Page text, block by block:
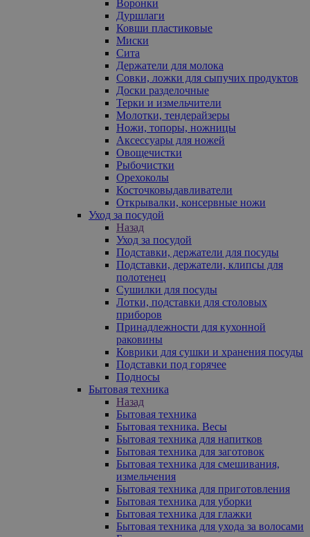
Воронки
Дуршлаги
Ковши пластиковые
Миски
Сита
Держатели для молока
Совки, ложки для сыпучих продуктов
Доски разделочные
Терки и измельчители
Молотки, тендерайзеры
Ножи, топоры, ножницы
Аксессуары для ножей
Овощечистки
Рыбочистки
Орехоколы
Косточковыдавливатели
Открывалки, консервные ножи
Уход за посудой
Назад
Уход за посудой
Подставки, держатели для посуды
Подставки, держатели, клипсы для
полотенец
Сушилки для посуды
Лотки, подставки для столовых
приборов
Принадлежности для кухонной
раковины
Коврики для сушки и хранения посуды
Подставки под горячее
Подносы
Бытовая техника
Назад
Бытовая техника
Бытовая техника. Весы
Бытовая техника для напитков
Бытовая техника для заготовок
Бытовая техника для смешивания,
измельчения
Бытовая техника для приготовления
Бытовая техника для уборки
Бытовая техника для глажки
Бытовая техника для ухода за волосами